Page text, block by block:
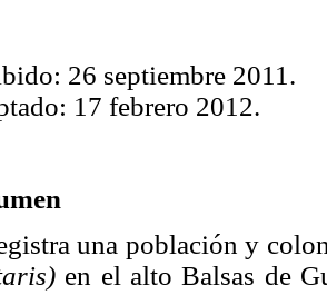
26 septiembre 2011.
17 febrero 2012.
una población y
en el alto Balsas de